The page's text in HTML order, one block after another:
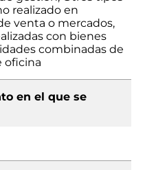
realizado en
venta o mercados,
con bienes
combinadas de
oficina
en el que se